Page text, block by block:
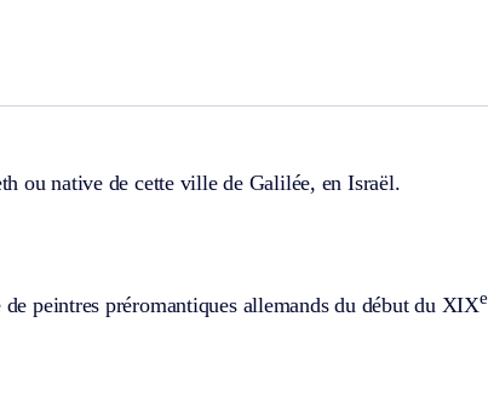
ou native de cette ville de Galilée, en Israël.
de peintres préromantiques allemands du début du XIXe